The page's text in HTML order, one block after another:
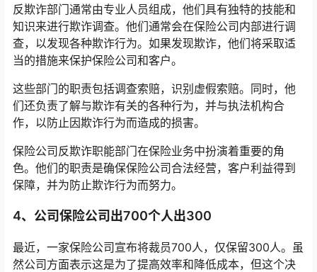
反欺诈部门通常由专业人员组成，他们具有独特的技能和
知识来进行欺诈调查。他们通常会在保险公司内部进行调
查，以发现各种欺诈行为。如果发现欺诈，他们将采取适
当的措施来保护保险公司和客户。
这些部门的职责包括调查索赔，识别虚假索赔。同时，他
们还负责了解与欺诈有关的各种行为，并与执法机构合
作，以防止因欺诈行为而造成的损害。
保险公司反欺诈职能部门在保险业务中扮演着重要的角
色。他们的职责是确保保险公司合法经营，客户利益得到
保障，并为防止欺诈行为而努力。
4、公司保险公司出700个人出300
最近，一家保险公司宣布将裁员700人，仅保留300人。虽
然公司方面表示这是为了提高效率和降低成本，但这个决